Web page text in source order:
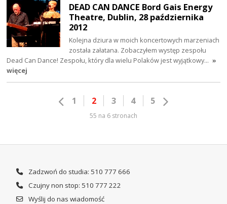
DEAD CAN DANCE Bord Gais Energy
Theatre, Dublin, 28 października
2012
Kolejna dziura w moich koncertowych marzeniach
została załatana. Zobaczyłem występ zespołu
Dead Can Dance! Zespołu, który dla wielu Polaków jest wyjątkowy… »
więcej
1 2 3 4 5
55 na 6 stronach
Zadzwoń do studia: 510 777 666
Czujny non stop: 510 777 222
Wyślij do nas wiadomość